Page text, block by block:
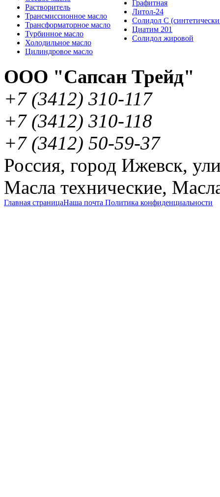
Растворитель
Трансмиссионное масло
Трансформаторное масло
Турбинное масло
Холодильное масло
Цилиндровое масло
Графитная
Литол-24
Солидол С
Циатим 201
Солидол жировой
ООО "Сапсан Трейд"
+7 (3412) 310-117
+7 (3412) 310-118
+7 (3412) 50-59-37
Россия, город Ижевск,
Масла технические,
Главная страницаНаша почта Политика конфиденциальности